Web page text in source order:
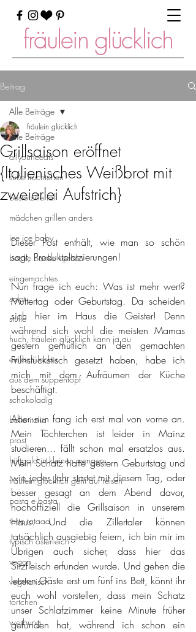
fräulein glücklich
Beitrag
Alle Beiträge
allyouneedis
süße früchtchen
bestofzillertal
mädchen grillen anders
ice ice baby
backe backe kuchen
eingemachtes
salat
stulle
huch, fräulein glücklich kann ja au
einfach lecker
aus dem suppentopf
schokoladig
bella italia
prost
hüftgold in kleinen mengen
fräulein glücklich geht auf reisen
pasta e basta
tarte tataaa
typisch österreich
vegan
vegetarisch
törtchen
werbung
Alle Beiträge
Grillsaison eröffnet
{Italienisches Weißbrot mit
zweierlei Aufstrich}
fräulein glücklich
Dieser Post enthält, wie man so schön
sagt, Produktplatzierungen!
Nun frage ich euch: Was ist mehr wert?
Muttertag oder Geburtstag. Da scheiden
sich hier im Haus die Geister! Denn
während sich wohl die meisten Mamas
gestern gemütlich an den gemachten
Frühstückstisch gesetzt haben, habe ich
mich mit dem Aufräumen der Küche
beschäftigt.
Aber nun fang ich erst mal von vorne an.
Mein Töchterchen ist leider in Mainz
studieren... fällt schon mal ersatzlos aus.
Mein Schatz hatte gestern Geburtstag und
wie jedes Jahr startet mit diesem Tag, oder
besser gesagt an dem Abend davor,
hochoffiziell die Grillsaison in unserem
Haus. Und die Zillertaler können
tatsächlich ausgiebig feiern, ich bin mir im
Übrigen auch sicher, dass hier das
Sitzfleisch erfunden wurde. Und gehen die
letzten Gäste erst um fünf ins Bett, könnt ihr
euch wohl vorstellen, dass mein Schatz
unser Schlafzimmer keine Minute früher
gefunden hat, während ich schon ein